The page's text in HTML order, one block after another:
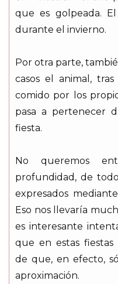
que es golpeada.
durante el invierno.
Por otra parte,
casos el animal,
comido por los
pasa a pertenecer
fiesta.
No queremos
profundidad, de
expresados
Eso nos llevaría
es interesante
que en estas fiestas
de que, en efecto,
aproximación.